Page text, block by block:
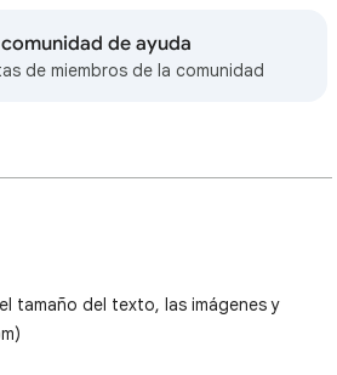
de ayuda
de miembros de la comunidad
tamaño del texto, las imágenes y